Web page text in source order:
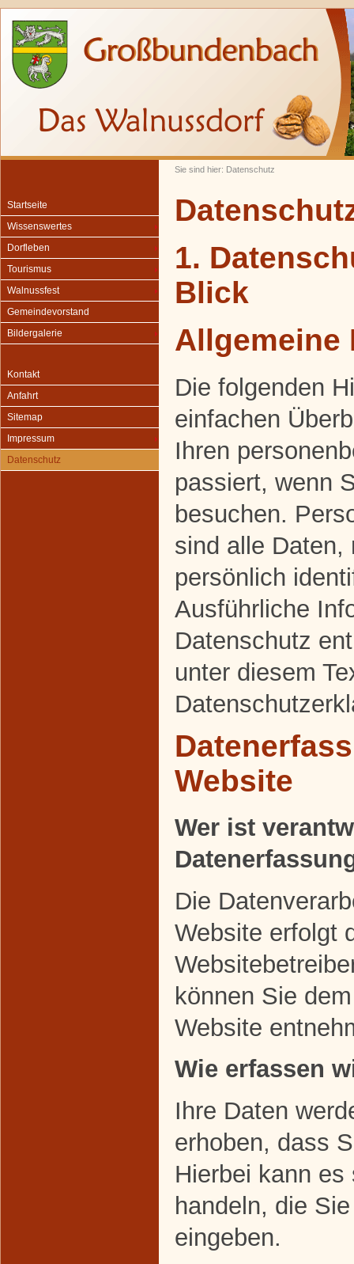
Sie sind hier: Datenschutz
Startseite
Wissenswertes
Dorfleben
Tourismus
Walnussfest
Gemeindevorstand
Bildergalerie
Kontakt
Anfahrt
Sitemap
Impressum
Datenschutz
1.
Blick
Allgemeine
Die folgenden
einfachen
Ihren
passiert, wenn
besuchen.
sind alle Daten,
persönlich
Ausführliche
Datenschutz
unter diesem
Website
Wer ist
Die
Website erfolgt
können Sie
Website
Wie erfassen
Ihre Daten
erhoben, dass
Hierbei kann
handeln, die
eingeben.